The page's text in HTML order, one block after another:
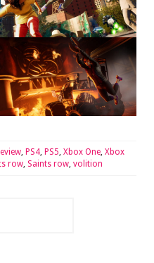
, PS4, PS5, Xbox One, Xbox
row, Saints row, volition